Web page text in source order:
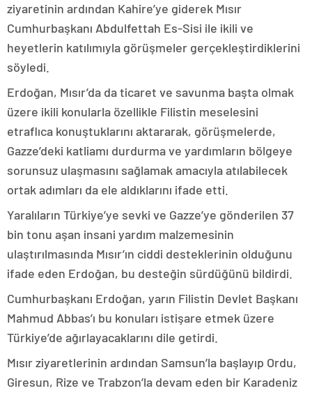
ziyaretinin ardından Kahire’ye giderek Mısır
Cumhurbaşkanı Abdulfettah Es-Sisi ile ikili ve
heyetlerin katılımıyla görüşmeler gerçekleştirdiklerini
söyledi.
Erdoğan, Mısır’da da ticaret ve savunma başta olmak
üzere ikili konularla özellikle Filistin meselesini
etraflıca konuştuklarını aktararak, görüşmelerde,
Gazze’deki katliamı durdurma ve yardımların bölgeye
sorunsuz ulaşmasını sağlamak amacıyla atılabilecek
ortak adımları da ele aldıklarını ifade etti.
Yaralıların Türkiye’ye sevki ve Gazze’ye gönderilen 37
bin tonu aşan insani yardım malzemesinin
ulaştırılmasında Mısır’ın ciddi desteklerinin olduğunu
ifade eden Erdoğan, bu desteğin sürdüğünü bildirdi.
Cumhurbaşkanı Erdoğan, yarın Filistin Devlet Başkanı
Mahmud Abbas’ı bu konuları istişare etmek üzere
Türkiye’de ağırlayacaklarını dile getirdi.
Mısır ziyaretlerinin ardından Samsun’la başlayıp Ordu,
Giresun, Rize ve Trabzon’la devam eden bir Karadeniz